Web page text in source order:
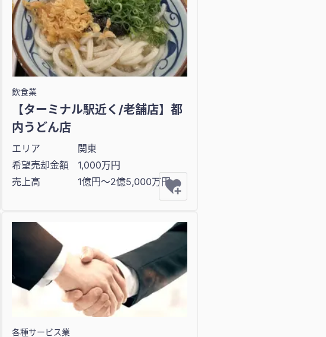
飲食業
【ターミナル駅近く/老舗店】都
内うどん店
エリア
関東
希望売却金額
1,000万円
売上高
1億円〜2億5,000万円
各種サービス業